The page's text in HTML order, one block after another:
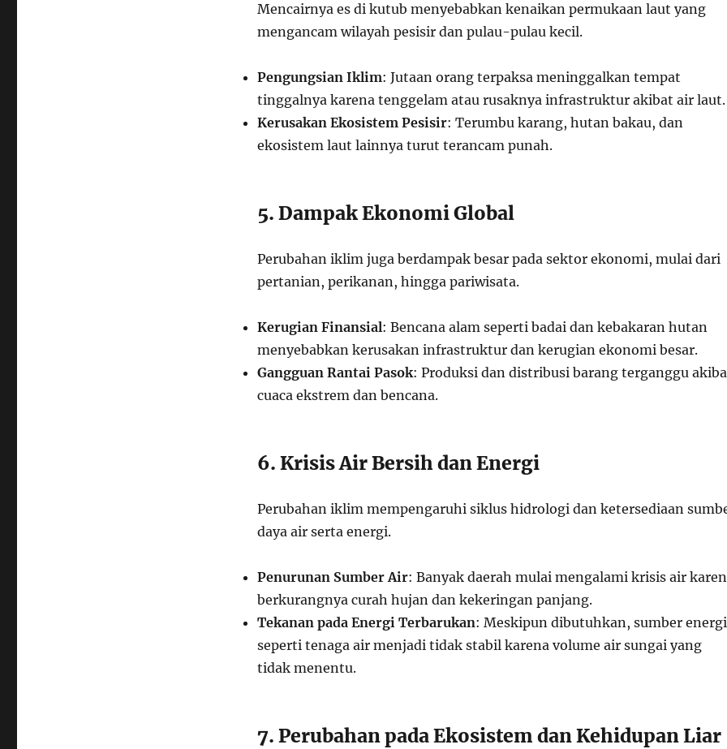
Mencairnya es di kutub menyebabkan kenaikan permukaan laut yang
mengancam wilayah pesisir dan pulau-pulau kecil.
Pengungsian Iklim: Jutaan orang terpaksa meninggalkan tempat
tinggalnya karena tenggelam atau rusaknya infrastruktur akibat air laut.
Kerusakan Ekosistem Pesisir: Terumbu karang, hutan bakau, dan
ekosistem laut lainnya turut terancam punah.
5. Dampak Ekonomi Global
Perubahan iklim juga berdampak besar pada sektor ekonomi, mulai dari
pertanian, perikanan, hingga pariwisata.
Kerugian Finansial: Bencana alam seperti badai dan kebakaran hutan
menyebabkan kerusakan infrastruktur dan kerugian ekonomi besar.
Gangguan Rantai Pasok: Produksi dan distribusi barang terganggu
cuaca ekstrem dan bencana.
6. Krisis Air Bersih dan Energi
Perubahan iklim mempengaruhi siklus hidrologi dan ketersediaan
daya air serta energi.
Penurunan Sumber Air: Banyak daerah mulai mengalami krisis air
berkurangnya curah hujan dan kekeringan panjang.
Tekanan pada Energi Terbarukan: Meskipun dibutuhkan, sumber energi
seperti tenaga air menjadi tidak stabil karena volume air sungai yang
tidak menentu.
7. Perubahan pada Ekosistem dan Kehidupan Liar